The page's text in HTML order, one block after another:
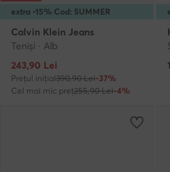
extra -15% Cod: SUMMER
Calvin Klein Jeans
Teniși · Alb
Prețul actual
243,90 Lei
Prețul inițial390,90 Lei-37%
Cel mai mic preț255,90 Lei-4%